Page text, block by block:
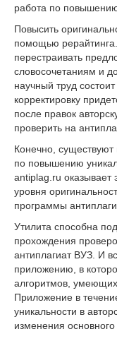
работа по повышению
Повысить
помощью рерайтинга.
перестраивать
словосочетаниям и
научный труд
корректировку
после правок
проверить на
Конечно,
по повышению
antiplag.ru
уровня
программы
Утилита способна
прохождения
антиплагиат ВУЗ. И
приложению, в
алгоритмов, умеющих
Приложение в
уникальности в
изменения основного